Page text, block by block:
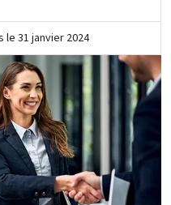
31 janvier 2024